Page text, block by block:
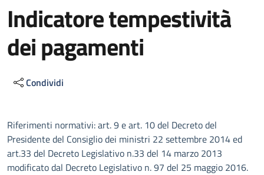
Indicatore tempestività
dei pagamenti
Condividi
Descrizione
Riferimenti normativi: art. 9 e art. 10 del Decreto del
Presidente del Consiglio dei ministri 22 settembre 2014 ed
art.33 del Decreto Legislativo n.33 del 14 marzo 2013
modificato dal Decreto Legislativo n. 97 del 25 maggio 2016.